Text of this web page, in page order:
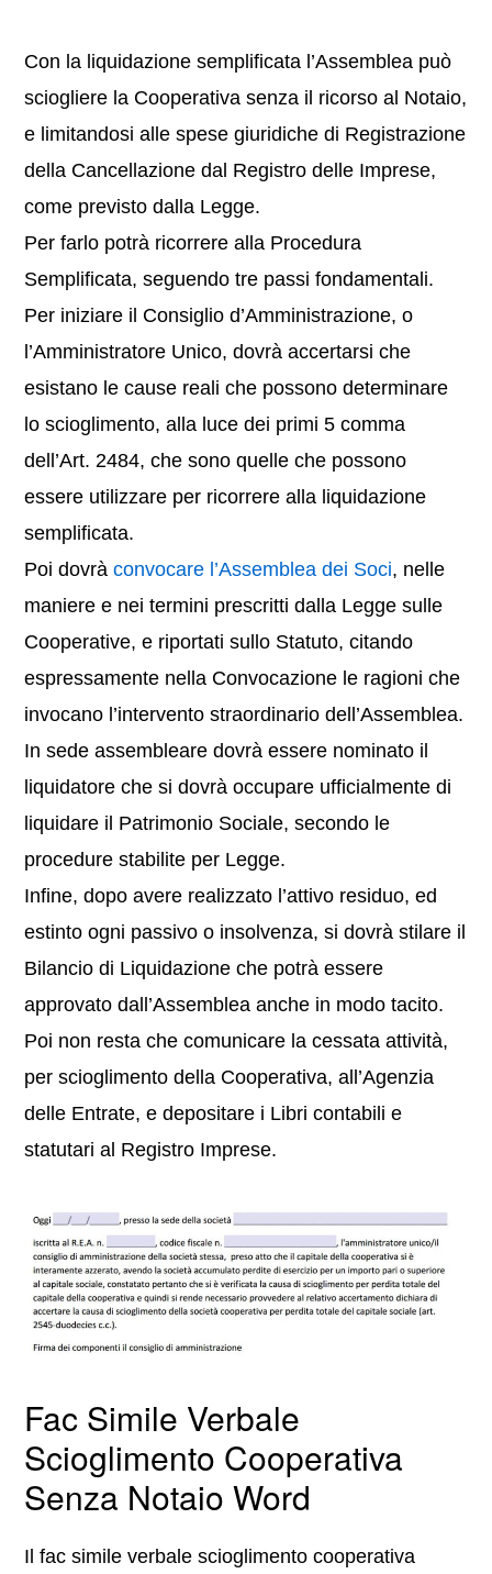
Con la liquidazione semplificata l’Assemblea può
sciogliere la Cooperativa senza il ricorso al Notaio,
e limitandosi alle spese giuridiche di Registrazione
della Cancellazione dal Registro delle Imprese,
come previsto dalla Legge.
Per farlo potrà ricorrere alla Procedura
Semplificata, seguendo tre passi fondamentali.
Per iniziare il Consiglio d’Amministrazione, o
l’Amministratore Unico, dovrà accertarsi che
esistano le cause reali che possono determinare
lo scioglimento, alla luce dei primi 5 comma
dell’Art. 2484, che sono quelle che possono
essere utilizzare per ricorrere alla liquidazione
semplificata.
Poi dovràconvocare l’Assemblea dei Soci, nelle
maniere e nei termini prescritti dalla Legge sulle
Cooperative, e riportati sullo Statuto, citando
espressamente nella Convocazione le ragioni che
invocano l’intervento straordinario dell’Assemblea.
In sede assembleare dovrà essere nominato il
liquidatore che si dovrà occupare ufficialmente di
liquidare il Patrimonio Sociale, secondo le
procedure stabilite per Legge.
Infine, dopo avere realizzato l’attivo residuo, ed
estinto ogni passivo o insolvenza, si dovrà stilare il
Bilancio di Liquidazione che potrà essere
approvato dall’Assemblea anche in modo tacito.
Poi non resta che comunicare la cessata attività,
per scioglimento della Cooperativa, all’Agenzia
delle Entrate, e depositare i Libri contabili e
statutari al Registro Imprese.
Fac Simile Verbale
Scioglimento Cooperativa
Senza Notaio Word
Il fac simile verbale scioglimento cooperativa